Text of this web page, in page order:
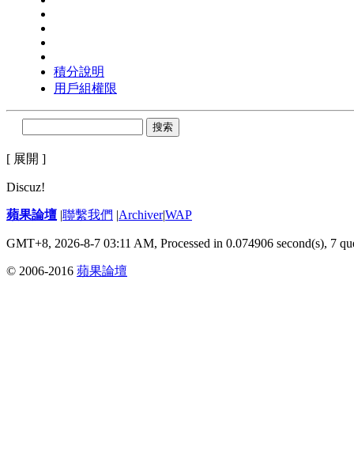
積分說明
用戶組權限
搜索
[ 展開 ]
Discuz!
蘋果論壇 |聯繫我們 |Archiver|WAP
GMT+8, 2026-8-7 03:11 AM, Processed in 0.074906 second(s), 7
© 2006-2016 蘋果論壇